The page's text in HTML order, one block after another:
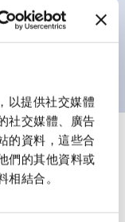
以提供社交媒體
社交媒體、廣告
的資料，這些合
們的其他資料或
相結合。
構
顯示全部